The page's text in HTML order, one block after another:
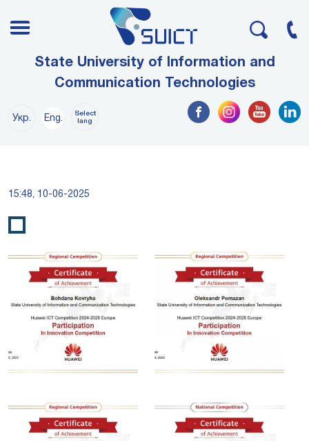
State University of Information and
Communication Technologies
Укр. Eng.
Select
lang
15:48, 10-06-2025